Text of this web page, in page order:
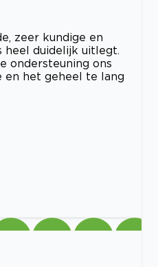
zeer kundige en
heel duidelijk uitlegt.
ondersteuning ons
en het geheel te lang